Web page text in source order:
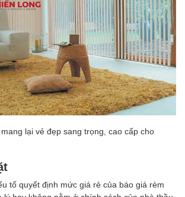
lại vẻ đẹp sang trọng, cao cấp cho
tố quyết định mức giá rẻ của báo giá rèm